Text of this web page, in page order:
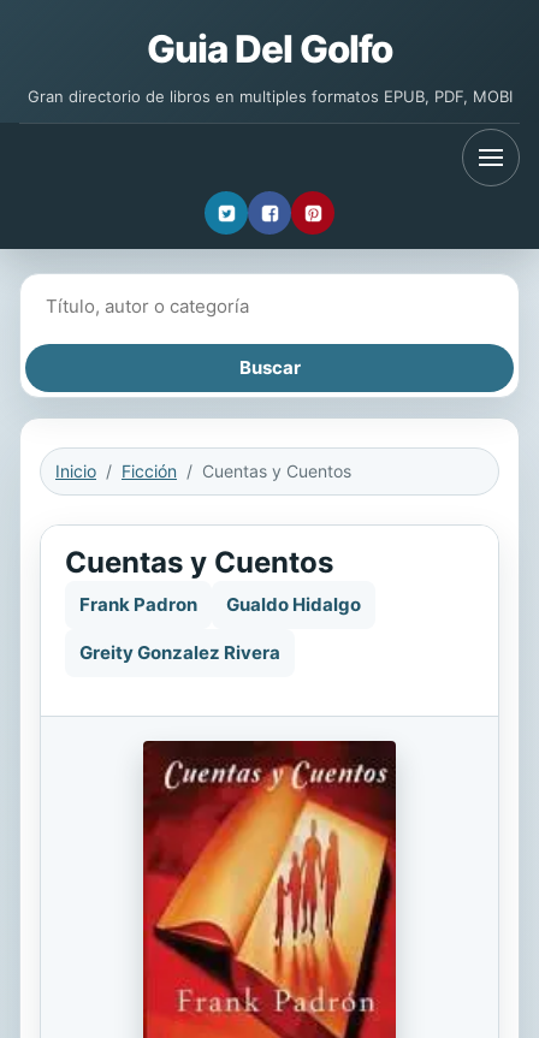
Guia Del Golfo
Gran directorio de libros en multiples formatos EPUB, PDF, MOBI
Inicio Ficción Cuentas y Cuentos
Cuentas y Cuentos
Frank Padron Gualdo Hidalgo
Greity Gonzalez Rivera